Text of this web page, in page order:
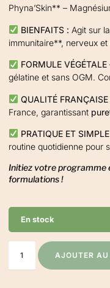
Phyna’Skin** –
BIENFAITS : Agit sur
immunitaire**, nerveux
FORMULE VÉGÉTALE
gélatine et sans OGM.
QUALITÉ FRANÇAISE
France, garantissant
PRATIQUE ET SIMPLE
routine quotidienne pour
Initiez votre programme
formulations !
En stock
AJOUTER AU